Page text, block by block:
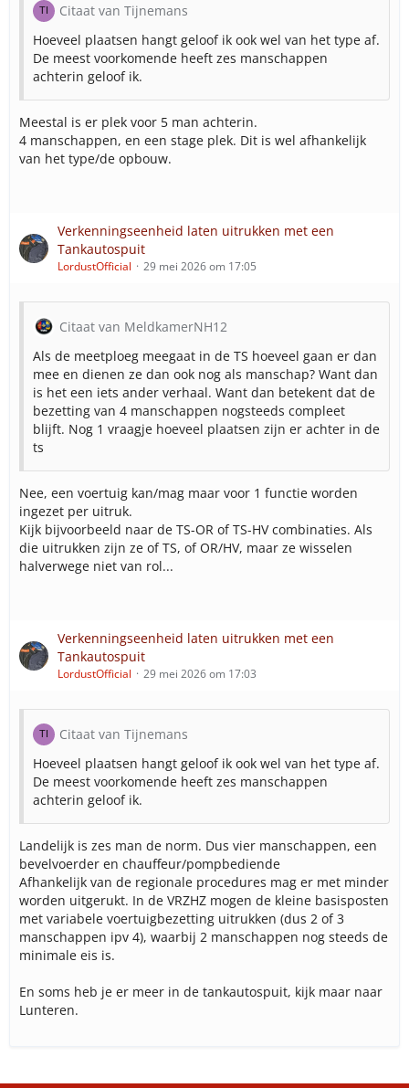
Citaat van Tijnemans
Hoeveel plaatsen hangt geloof ik ook wel van het type af.
De meest voorkomende heeft zes manschappen
achterin geloof ik.
Meestal is er plek voor 5 man achterin.
4 manschappen, en een stage plek. Dit is wel afhankelijk
van het type/de opbouw.
Verkenningseenheid laten uitrukken met een
Tankautospuit
LordustOfficial 29 mei 2026 om 17:05
Citaat van MeldkamerNH12
Als de meetploeg meegaat in de TS hoeveel gaan er dan
mee en dienen ze dan ook nog als manschap? Want dan
is het een iets ander verhaal. Want dan betekent dat de
bezetting van 4 manschappen nogsteeds compleet
blijft. Nog 1 vraagje hoeveel plaatsen zijn er achter in de
ts
Nee, een voertuig kan/mag maar voor 1 functie worden
ingezet per uitruk.
Kijk bijvoorbeeld naar de TS-OR of TS-HV combinaties. Als
die uitrukken zijn ze of TS, of OR/HV, maar ze wisselen
halverwege niet van rol...
Verkenningseenheid laten uitrukken met een
Tankautospuit
LordustOfficial 29 mei 2026 om 17:03
Citaat van Tijnemans
Hoeveel plaatsen hangt geloof ik ook wel van het type af.
De meest voorkomende heeft zes manschappen
achterin geloof ik.
Landelijk is zes man de norm. Dus vier manschappen, een
bevelvoerder en chauffeur/pompbediende
Afhankelijk van de regionale procedures mag er met minder
worden uitgerukt. In de VRZHZ mogen de kleine basisposten
met variabele voertuigbezetting uitrukken (dus 2 of 3
manschappen ipv 4), waarbij 2 manschappen nog steeds de
minimale eis is.
En soms heb je er meer in de tankautospuit, kijk maar naar
Lunteren.